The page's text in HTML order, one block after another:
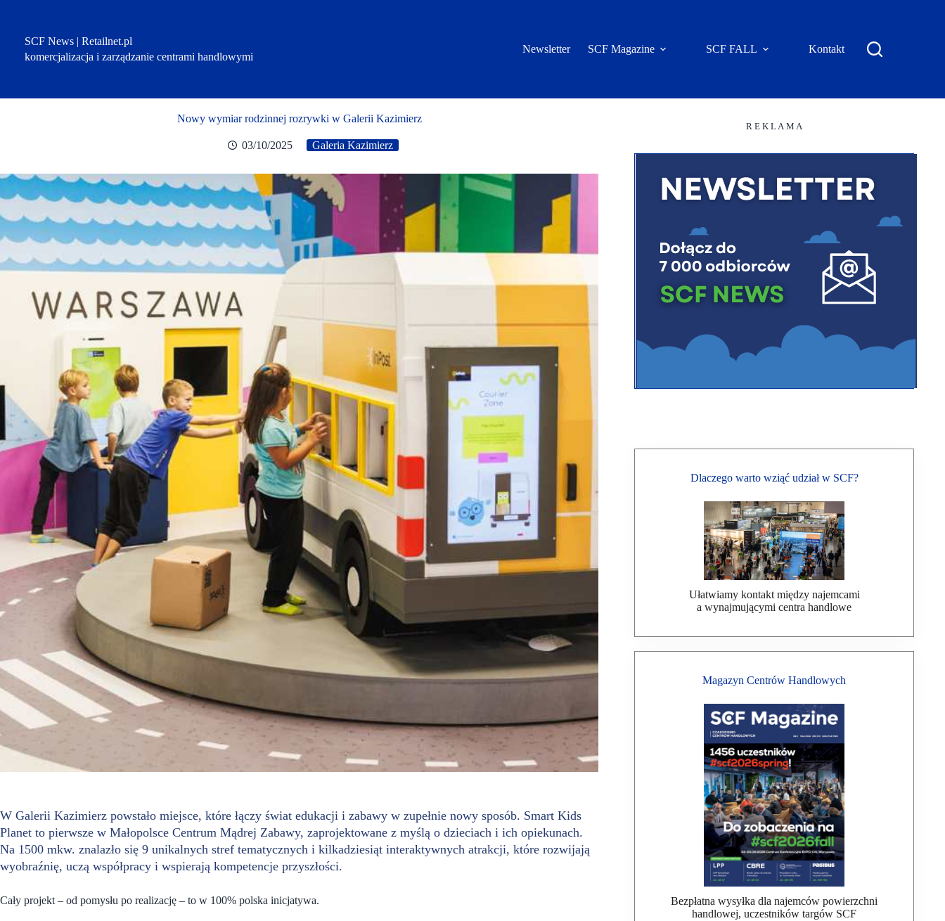
SCF News | Retailnet.pl
komercjalizacja i zarządzanie centrami handlowymi
Newsletter SCF Magazine SCF FALL Kontakt
Nowy wymiar rodzinnej rozrywki w Galerii Kazimierz
03/10/2025 Galeria Kazimierz
W Galerii Kazimierz powstało miejsce, które łączy świat edukacji i zabawy w zupełnie nowy sposób. Smart Kids
Planet to pierwsze w Małopolsce Centrum Mądrej Zabawy, zaprojektowane z myślą o dzieciach i ich opiekunach.
Na 1500 mkw. znalazło się 9 unikalnych stref tematycznych i kilkadziesiąt interaktywnych atrakcji, które rozwijają
wyobraźnię, uczą współpracy i wspierają kompetencje przyszłości.
Cały projekt – od pomysłu po realizację – to w 100% polska inicjatywa.
R E K L A M A
Dlaczego warto wziąć udział w SCF?
Ułatwiamy kontakt między najemcami
a wynajmującymi centra handlowe
Magazyn Centrów Handlowych
Bezpłatna wysyłka dla najemców powierzchni
handlowej, uczestników targów SCF